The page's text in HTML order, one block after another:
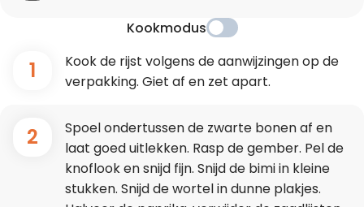
Kookmodus
1
Kook de rijst volgens de aanwijzingen op de
verpakking. Giet af en zet apart.
2
Spoel ondertussen de zwarte bonen af en
laat goed uitlekken. Rasp de gember. Pel de
knoflook en snijd fijn. Snijd de bimi in kleine
stukken. Snijd de wortel in dunne plakjes.